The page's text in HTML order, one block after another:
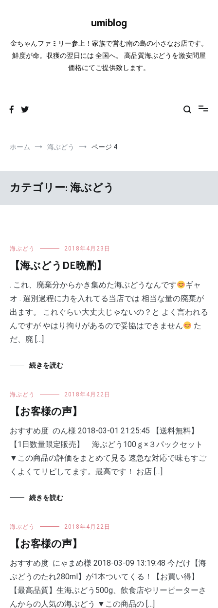
umiblog
金ちゃんファミリー参上！家族で営む南の島の小さなお店です。
鮮度が命。収獲の翌日には 全国へ。 高品質海ぶどうを激安問屋
価格にてご提供致します。
ホーム 海ぶどう ページ 4
カテゴリー:海ぶどう
海ぶどう 2018年4月23日
【海ぶどうDE晩酌】
. これ、廃棄分からかき集めた海ぶどうなんです
ギャ
オ . 選別過程に力を入れてる当店では 相当な量の廃棄が
出ます。 これぐらい大丈夫じゃないの？と よく言われる
んですが やはり拘りがあるので妥協はできません
た
だ、廃 […]
続きを読む
海ぶどう 2018年4月22日
【お客様の声】
おすすめ度 のん様 2018-03-01 21:25:45 【送料無料】
【1日数量限定販売】 海ぶどう100ｇ×３パックセット
▼この商品の評価をまとめて見る 速急な対応で味もすご
くよくてリピしてます。最高です！ お店 […]
続きを読む
海ぶどう 2018年4月22日
【お客様の声】
おすすめ度 にゃまめ様 2018-03-09 13:19:48 今だけ【海
ぶどうのたれ280ml】が1本ついてくる！【お買い得】
【最高品質】生海ぶどう500g、飲食店やリーピーターさ
んからの人気の海ぶどう ▼この商品の […]